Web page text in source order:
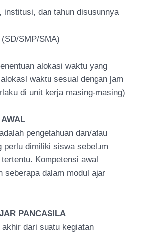
institusi, dan tahun disusunnya
SMP/SMA)
alokasi waktu yang
waktu sesuai dengan jam
di unit kerja masing-masing)
pengetahuan dan/atau
perlu dimiliki siswa sebelum
Kompetensi awal
seberapa dalam modul ajar
PANCASILA
akhir dari suatu kegiatan